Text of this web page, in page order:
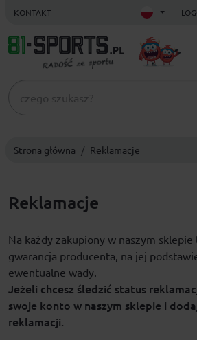
KONTAKT
Strona główna Reklamacje
Reklamacje
Na każdy zakupiony w naszym
gwarancja producenta, na jej
ewentualne wady.
Jeżeli chcesz śledzić status
swoje konto w naszym sklepie i
reklamacji.